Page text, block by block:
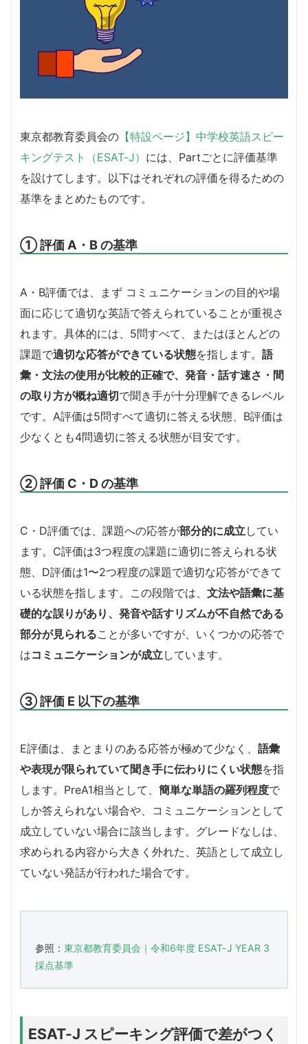
東京都教育委員会の 【特設ページ】中学校英語スピー
キングテスト（ESAT-J） には、Partごとに評価基準
を設けてします。以下はそれぞれの評価を得るための
基準をまとめたものです。
① 評価 A・B の基準
A・B評価では、まず コミュニケーションの目的や場
面に応じて適切な英語で答えられていることが重視さ
れます。具体的には、5問すべて、またはほとんどの
課題で適切な応答ができている状態を指します。 語
彙・文法の使用が比較的正確で、発音・話す速さ・間
の取り方が概ね適切で聞き手が十分理解できるレベル
です。A評価は5問すべて適切に答える状態、B評価は
少なくとも4問適切に答える状態が目安です。
② 評価 C・D の基準
C・D評価では、課題への応答が部分的に成立 してい
ます。C評価は3つ程度の課題に適切に答えられる状
態、D評価は1〜2つ程度の課題で適切な応答ができて
いる状態を指します。この段階では、 文法や語彙に基
礎的な誤りがあり、発音や話すリズムが不自然である
部分が見られることが多いですが、いくつかの応答で
はコミュニケーションが成立 しています。
③ 評価 E 以下の基準
E評価は、まとまりのある応答が極めて少なく、 語彙
や表現が限られていて聞き手に伝わりにくい状態を指
します。PreA1相当として、 簡単な単語の羅列程度で
しか答えられない場合や、コミュニケーションとして
成立していない場合に該当します。グレードなしは、
求められる内容から大きく外れた、英語として成立し
ていない発話が行われた場合です。
参照： 東京都教育委員会｜令和6年度 ESAT-J YEAR 3
採点基準
ESAT-J スピーキング評価で差がつく